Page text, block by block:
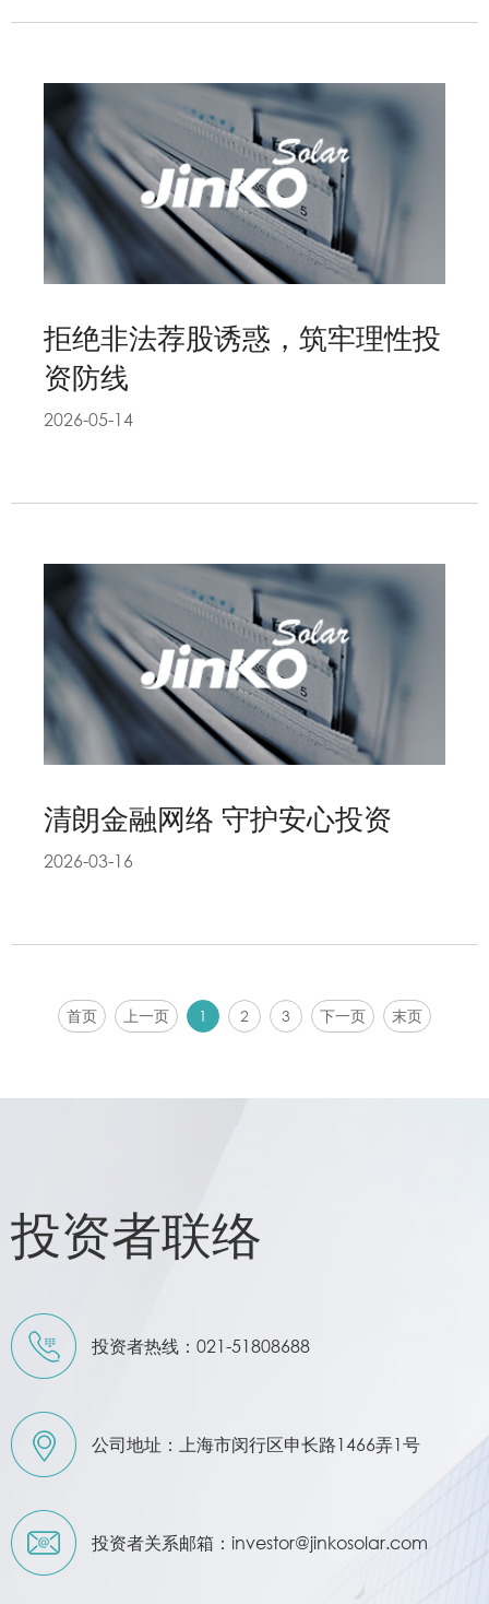
拒绝非法荐股诱惑，筑牢理性投
资防线
2026-05-14
清朗金融网络 守护安心投资
2026-03-16
1 2 3
投资者联络
投资者热线：021-51808688
公司地址：上海市闵行区申长路1466弄1号
投资者关系邮箱：investor@jinkosolar.com